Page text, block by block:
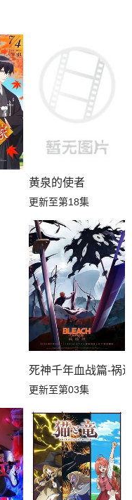
第11集
第08集
第05集
黄泉的使者
更新至第18集
死神千年血战篇-祸
更新至第03集